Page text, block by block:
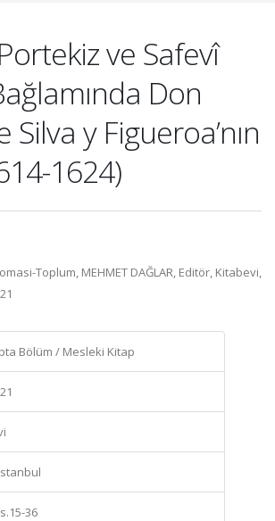
ve Safevî
Don
Silva y Figueroa’nın
1624)
Toplum, MEHMET DAĞLAR, Editör, Kitabevi,
Bölüm / Mesleki Kitap
36